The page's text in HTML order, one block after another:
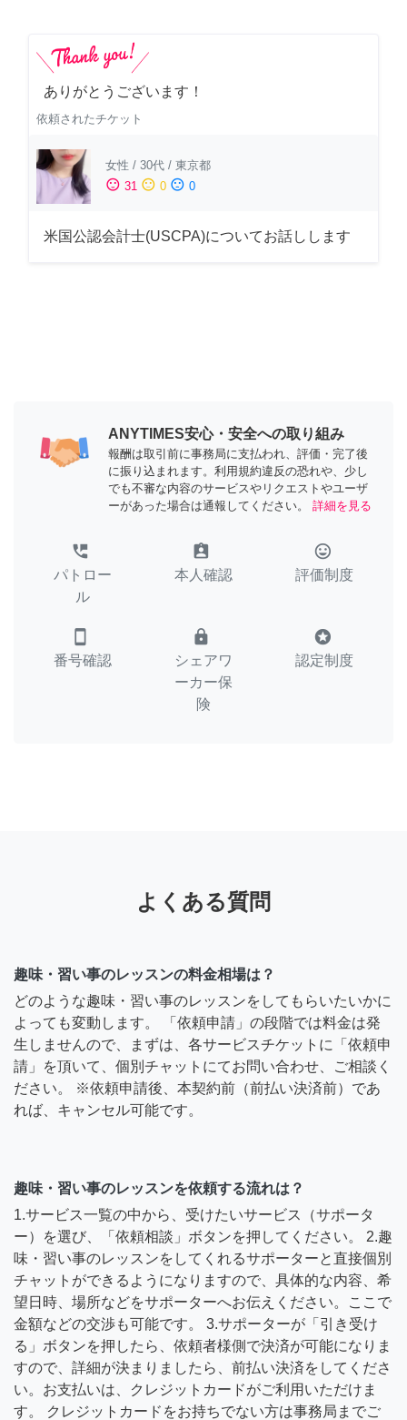
ありがとうございます！
依頼されたチケット
女性 / 30代 / 東京都
sentiment_satisfied 31 sentiment_neutral 0 sentiment_dissatisfied 0
米国公認会計士(USCPA)についてお話しします
ANYTIMES安心・安全への取り組み
報酬は取引前に事務局に支払われ、評価・完了後
に振り込まれます。利用規約違反の恐れや、少し
でも不審な内容のサービスやリクエストやユーザ
ーがあった場合は通報してください。
詳細を見る
perm_phone_msg
パトロー
ル
assignment_ind
本人確認
tag_faces
評価制度
smartphone
番号確認
lock
シェアワ
ーカー保
険
stars
認定制度
よくある質問
趣味・習い事のレッスンの料金相場は？
どのような趣味・習い事のレッスンをしてもらいたいかに
よっても変動します。 「依頼申請」の段階では料金は発
生しませんので、まずは、各サービスチケットに「依頼申
請」を頂いて、個別チャットにてお問い合わせ、ご相談く
ださい。 ※依頼申請後、本契約前（前払い決済前）であ
れば、キャンセル可能です。
趣味・習い事のレッスンを依頼する流れは？
1.サービス一覧の中から、受けたいサービス（サポータ
ー）を選び、「依頼相談」ボタンを押してください。 2.趣
味・習い事のレッスンをしてくれるサポーターと直接個別
チャットができるようになりますので、具体的な内容、希
望日時、場所などをサポーターへお伝えください。ここで
金額などの交渉も可能です。 3.サポーターが「引き受け
る」ボタンを押したら、依頼者様側で決済が可能になりま
すので、詳細が決まりましたら、前払い決済をしてくださ
い。お支払いは、クレジットカードがご利用いただけま
す。 クレジットカードをお持ちでない方は事務局までご